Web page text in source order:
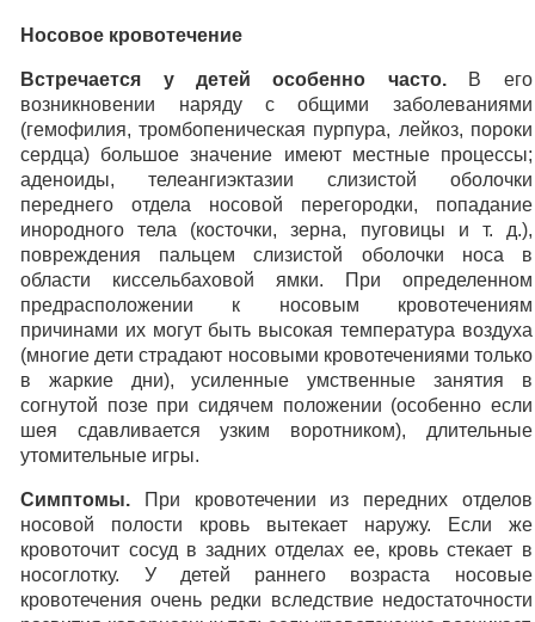
Носовое кровотечение
Встречается у детей особенно часто.В его
возникновении наряду с общими заболеваниями
(гемофилия, тромбопеническая пурпура, лейкоз, пороки
сердца) большое значение имеют местные процессы;
аденоиды, телеангиэктазии слизистой оболочки
переднего отдела носовой перегородки, попадание
инородного тела (косточки, зерна, пуговицы и т. д.),
повреждения пальцем слизистой оболочки носа в
области киссельбаховой ямки. При определенном
предрасположении к носовым кровотечениям
причинами их могут быть высокая температура воздуха
(многие дети страдают носовыми кровотечениями только
в жаркие дни), усиленные умственные занятия в
согнутой позе при сидячем положении (особенно если
шея сдавливается узким воротником), длительные
утомительные игры.
Симптомы. При кровотечении из передних отделов
носовой полости кровь вытекает наружу. Если же
кровоточит сосуд в задних отделах ее, кровь стекает в
носоглотку. У детей раннего возраста носовые
кровотечения очень редки вследствие недостаточности